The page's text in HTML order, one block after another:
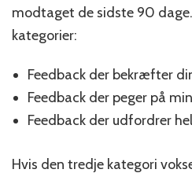
modtaget de sidste 90
kategorier:
Feedback der bekræfter
Feedback der peger på
Feedback der udfordrer
Hvis den tredje kategori